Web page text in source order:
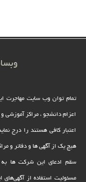
تمام توان وب سایت مهاجرت
اعزام دانشجو ، مراکز آموزشی
اعتبار کافی هستند را درج
هیچ یک از آگهی ها و دفاتر و
سقم ادعای این شرکت ها به
مسئولیت استفاده از